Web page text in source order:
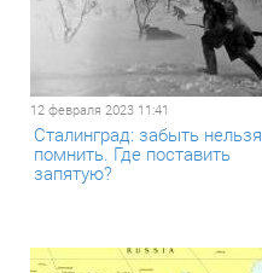
12 февраля 2023 11:41
Сталинград: забыть нельзя
помнить. Где поставить
запятую?